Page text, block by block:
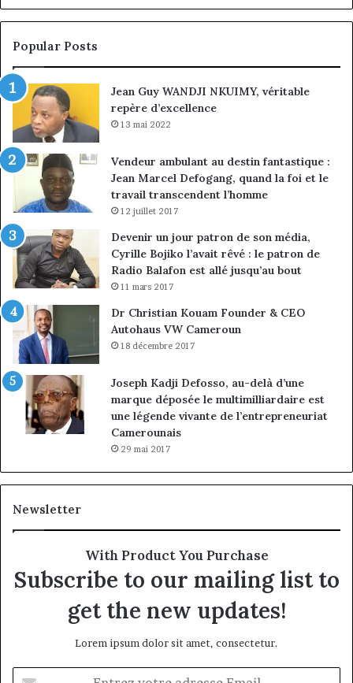
Jean-
Emmanuel
Pondi
vice-
président
la
Popular Posts
Jean Guy WANDJI NKUIMY, véritable
repère d’excellence
13 mai 2022
Vendeur ambulant au destin fantastique :
Jean Marcel Defogang, quand la foi et le
travail transcendent l’homme
12 juillet 2017
Devenir un jour patron de son média,
Cyrille Bojiko l’avait rêvé : le patron de
Radio Balafon est allé jusqu’au bout
11 mars 2017
Dr Christian Kouam Founder & CEO
Autohaus VW Cameroun
18 décembre 2017
Joseph Kadji Defosso, au-delà d’une
marque déposée le multimilliardaire est
une légende vivante de l’entrepreneuriat
Camerounais
29 mai 2017
Newsletter
With Product You Purchase
Subscribe to our mailing list to
get the new updates!
Lorem ipsum dolor sit amet, consectetur.